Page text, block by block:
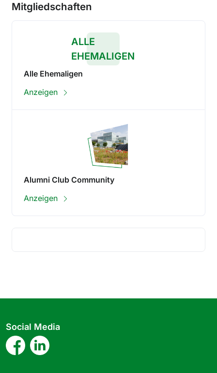
Mitgliedschaften
ALLE
EHEMALIGEN
Alle Ehemaligen
Anzeigen
Alumni Club Community
Anzeigen
Social Media